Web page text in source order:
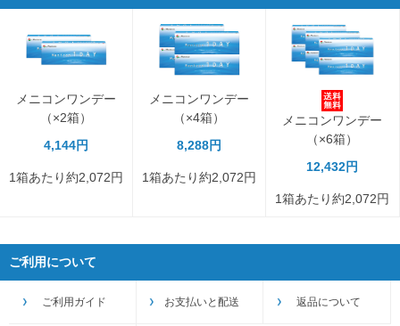
メニコンワンデー
（×2箱）
4,144円
1箱あたり約2,072円
メニコンワンデー
（×4箱）
8,288円
1箱あたり約2,072円
メニコンワンデー
（×6箱）
12,432円
1箱あたり約2,072円
ご利用について
ご利用ガイド お支払いと配送 返品について